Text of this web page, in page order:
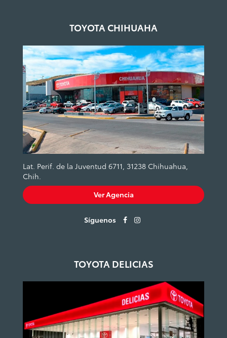
TOYOTA CHIHUAHA
Lat. Perif. de la Juventud 6711, 31238 Chihuahua,
Chih.
Ver Agencia
Síguenos
TOYOTA DELICIAS